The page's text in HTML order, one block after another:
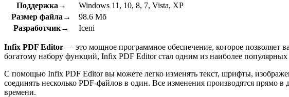
Поддержка→
Windows 11, 10, 8, 7, Vista, XP
Размер файла→
98.6 Мб
Разработчик→
Iceni
Infix PDF Editor — это мощное программное обеспечение, которое позволяет
богатому набору функций, Infix PDF Editor стал одним из наиболее
С помощью Infix PDF Editor вы можете легко изменять текст, шрифты,
соединять несколько PDF-файлов в один. Все изменения производятся прямо в
времени.